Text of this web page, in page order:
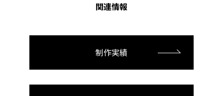
関連情報
制作実績